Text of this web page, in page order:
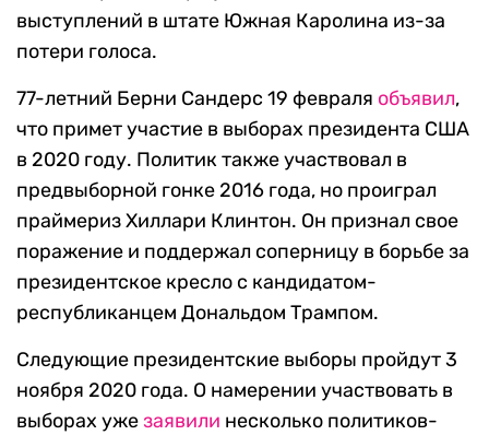
выступлений в штате Южная Каролина из-за
потери голоса.
77-летний Берни Сандерс 19 февраля объявил,
что примет участие в выборах президента США
в 2020 году. Политик также участвовал в
предвыборной гонке 2016 года, но проиграл
праймериз Хиллари Клинтон. Он признал свое
поражение и поддержал соперницу в борьбе за
президентское кресло с кандидатом-
республиканцем Дональдом Трампом.
Следующие президентские выборы пройдут 3
ноября 2020 года. О намерении участвовать в
выборах ужезаявили несколько политиков-